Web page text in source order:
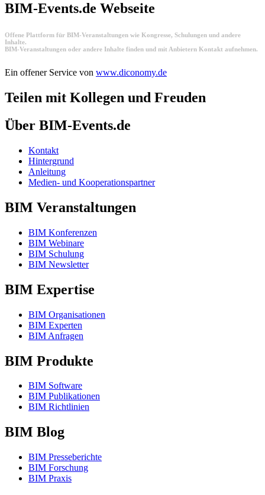
BIM-Events.de Webseite
Offene Plattform für BIM-Veranstaltungen wie Kongresse, Schulungen und andere
Inhalte.
BIM-Veranstaltungen oder andere Inhalte finden und mit Anbietern Kontakt aufnehmen.
Ein offener Service von www.diconomy.de
Teilen mit Kollegen und Freuden
Über BIM-Events.de
Kontakt
Hintergrund
Anleitung
Medien- und Kooperationspartner
BIM Veranstaltungen
BIM Konferenzen
BIM Webinare
BIM Schulung
BIM Newsletter
BIM Expertise
BIM Organisationen
BIM Experten
BIM Anfragen
BIM Produkte
BIM Software
BIM Publikationen
BIM Richtlinien
BIM Blog
BIM Presseberichte
BIM Forschung
BIM Praxis